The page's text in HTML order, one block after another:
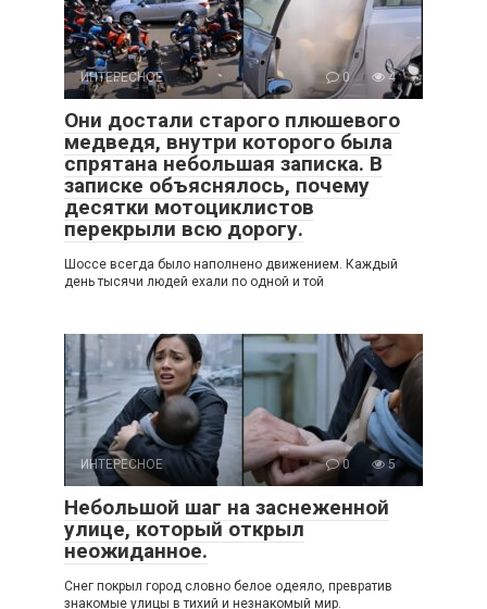
ИНТЕРЕСНОЕ 0 4
Они достали старого плюшевого
медведя, внутри которого была
спрятана небольшая записка. В
записке объяснялось, почему
десятки мотоциклистов
перекрыли всю дорогу.
Шоссе всегда было наполнено движением. Каждый
день тысячи людей ехали по одной и той
ИНТЕРЕСНОЕ 0 5
Небольшой шаг на заснеженной
улице, который открыл
неожиданное.
Снег покрыл город словно белое одеяло, превратив
знакомые улицы в тихий и незнакомый мир.